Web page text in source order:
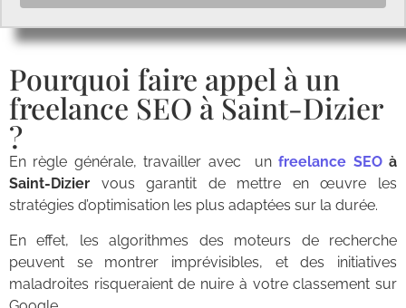
Pourquoi faire appel à un
freelance SEO à Saint-Dizier
?
En règle générale, travailler avec unfreelance SEOà
Saint-Dizier vous garantit de mettre en œuvre les
stratégies d’optimisation les plus adaptées sur la durée.
En effet, les algorithmes des moteurs de recherche
peuvent se montrer imprévisibles, et des initiatives
maladroites risqueraient de nuire à votre classement sur